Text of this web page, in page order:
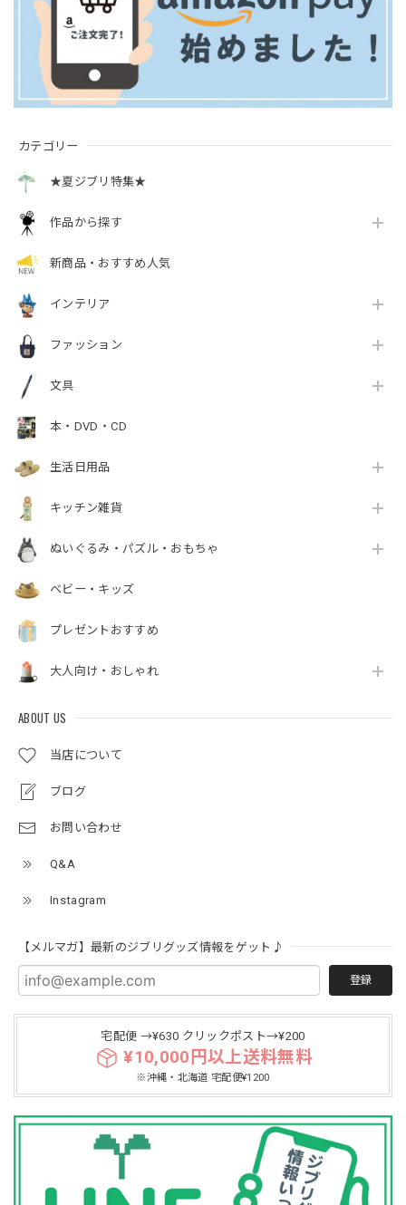
カテゴリー
★夏ジブリ特集★
作品から探す
新商品・おすすめ人気
インテリア
ファッション
文具
本・DVD・CD
生活日用品
キッチン雑貨
ぬいぐるみ・パズル・おもちゃ
ベビー・キッズ
プレゼントおすすめ
大人向け・おしゃれ
ABOUT US
当店について
ブログ
お問い合わせ
Q&A
Instagram
【メルマガ】最新のジブリグッズ情報をゲット♪
登録
宅配便 →¥630 クリックポスト→¥200
¥10,000円以上送料無料
※沖縄・北海道 宅配便¥1200